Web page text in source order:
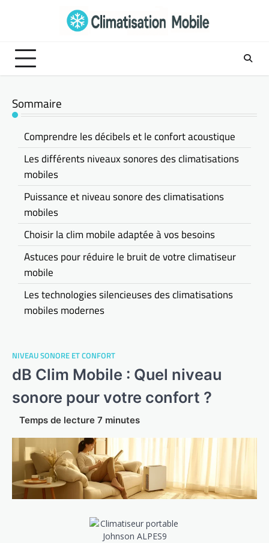
NIVEAU SONORE ET CONFORT
dB Clim Mobile : Quel niveau
sonore pour votre confort ?
Sommaire
Comprendre les décibels et le confort acoustique
Les différents niveaux sonores des climatisations
mobiles
Puissance et niveau sonore des climatisations
mobiles
Choisir la clim mobile adaptée à vos besoins
Astuces pour réduire le bruit de votre climatiseur
mobile
Les technologies silencieuses des climatisations
mobiles modernes